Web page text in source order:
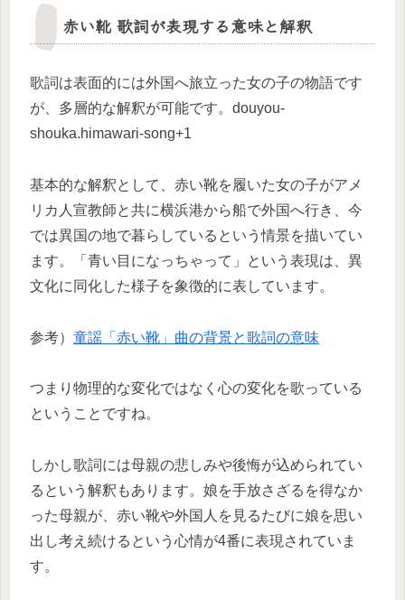
赤い靴 歌詞が表現する意味と解釈
歌詞は表面的には外国へ旅立った女の子の物語です
が、多層的な解釈が可能です。douyou-
shouka.himawari-song+1
基本的な解釈として、赤い靴を履いた女の子がアメ
リカ人宣教師と共に横浜港から船で外国へ行き、今
では異国の地で暮らしているという情景を描いてい
ます。「青い目になっちゃって」という表現は、異
文化に同化した様子を象徴的に表しています。
参考） 童謡「赤い靴」曲の背景と歌詞の意味
つまり物理的な変化ではなく心の変化を歌っている
ということですね。
しかし歌詞には母親の悲しみや後悔が込められてい
るという解釈もあります。娘を手放さざるを得なか
った母親が、赤い靴や外国人を見るたびに娘を思い
出し考え続けるという心情が4番に表現されていま
す。